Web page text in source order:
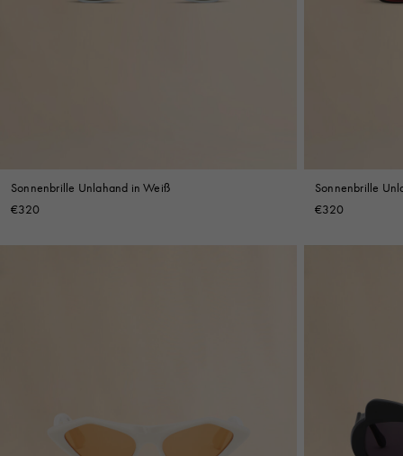
Sonnenbrille Unlahand in Weiß
€320
Sonnenbrille
€320